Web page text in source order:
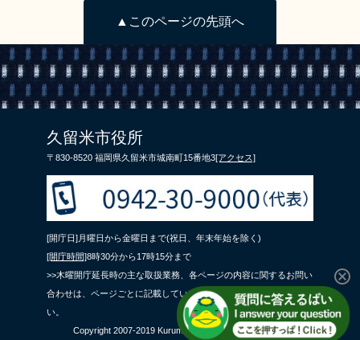
▲このページの先頭へ
久留米市役所
〒830-8520 福岡県久留米市城南町15番地3[アクセス]
[開庁日]月曜日から金曜日まで(祝日、年末年始を除く)
[開庁時間]8時30分から17時15分まで
>>木曜開庁延長時の主な取扱業務、各ページの内容に関するお問い
合わせは、ページごとに記載している問合せ先までご連絡くださ
い。
Copyright 2007-2019 Kurume City All Rights Reserved.